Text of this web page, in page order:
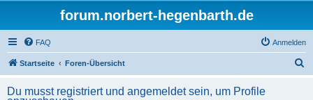
forum.norbert-hegenbarth.de
FAQ Anmelden
Startseite Foren-Übersicht
Du musst registriert und angemeldet sein, um Profile